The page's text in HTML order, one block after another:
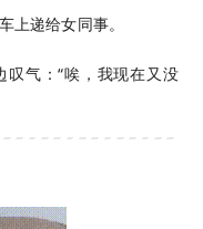
上递给女同事。
气：“唉，我现在又没